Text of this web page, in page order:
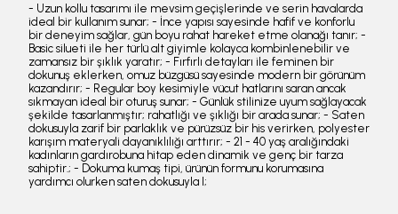
- Uzun kollu tasarımı ile mevsim geçişlerinde ve serin havalarda
ideal bir kullanım sunar; - İnce yapısı sayesinde hafif ve konforlu
bir deneyim sağlar, gün boyu rahat hareket etme olanağı tanır; -
Basic silueti ile her türlü alt giyimle kolayca kombinlenebilir ve
zamansız bir şıklık yaratır; - Fırfırlı detayları ile feminen bir
dokunuş eklerken, omuz büzgüsü sayesinde modern bir görünüm
kazandırır; - Regular boy kesimiyle vücut hatlarını saran ancak
sıkmayan ideal bir oturuş sunar; - Günlük stilinize uyum sağlayacak
şekilde tasarlanmıştır; rahatlığı ve şıklığı bir arada sunar; - Saten
dokusuyla zarif bir parlaklık ve pürüzsüz bir his verirken, polyester
karışım materyali dayanıklılığı arttırır; - 21 - 40 yaş aralığındaki
kadınların gardırobuna hitap eden dinamik ve genç bir tarza
sahiptir.; - Dokuma kumaş tipi, ürünün formunu korumasına
yardımcı olurken saten dokusuyla l;